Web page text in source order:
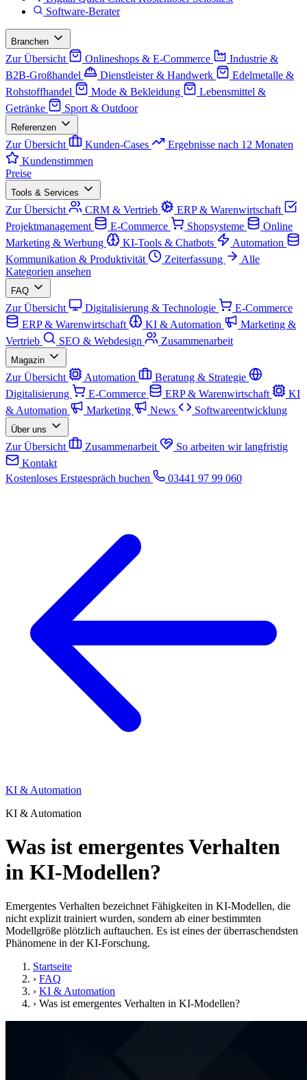
Software-Berater
Branchen
Zur Übersicht Onlineshops & E-Commerce
Industrie &
B2B-Großhandel
Dienstleister & Handwerk
Edelmetalle &
Rohstoffhandel
Mode & Bekleidung
Lebensmittel &
Getränke
Sport & Outdoor
Referenzen
Zur Übersicht Kunden-Cases
Ergebnisse nach 12 Monaten
Kundenstimmen
Preise
Tools & Services
Zur Übersicht CRM & Vertrieb
ERP & Warenwirtschaft
Projektmanagement
E-Commerce Shopsysteme
Online
Marketing & Werbung
KI-Tools & Chatbots
Automation
Kommunikation & Produktivität
Zeiterfassung
Alle
Kategorien ansehen
FAQ
Zur Übersicht Digitalisierung & Technologie
E-Commerce
ERP & Warenwirtschaft
KI & Automation
Marketing &
Vertrieb
SEO & Webdesign Zusammenarbeit
Magazin
Zur Übersicht Automation
Beratung & Strategie
Digitalisierung
E-Commerce ERP & Warenwirtschaft
KI
& Automation
Marketing News Softwareentwicklung
Über uns
Zur Übersicht Zusammenarbeit
So arbeiten wir langfristig
Kontakt
Kostenloses Erstgespräch buchen
03441 97 99 060
KI & Automation
KI & Automation
Was ist emergentes Verhalten
in KI-Modellen?
Emergentes Verhalten bezeichnet Fähigkeiten in KI-Modellen, die
nicht explizit trainiert wurden, sondern ab einer bestimmten
Modellgröße plötzlich auftauchen. Es ist eines der überraschendsten
Phänomene in der KI-Forschung.
Startseite
› FAQ
› KI & Automation
› Was ist emergentes Verhalten in KI-Modellen?